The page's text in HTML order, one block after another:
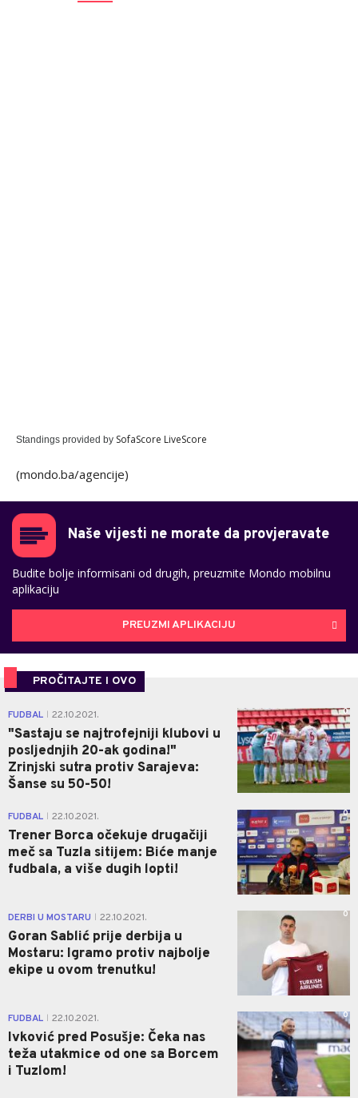
Standings provided by SofaScore LiveScore
(mondo.ba/agencije)
Naše vijesti ne morate da provjeravate
Budite bolje informisani od drugih, preuzmite Mondo mobilnu
aplikaciju
PREUZMI APLIKACIJU
PROČITAJTE I OVO
FUDBAL 22.10.2021.
"Sastaju se najtrofejniji klubovi u
posljednjih 20-ak godina!"
Zrinjski sutra protiv Sarajeva:
Šanse su 50-50!
0
FUDBAL 22.10.2021.
Trener Borca očekuje drugačiji
meč sa Tuzla sitijem: Biće manje
fudbala, a više dugih lopti!
0
DERBI U MOSTARU 22.10.2021.
Goran Sablić prije derbija u
Mostaru: Igramo protiv najbolje
ekipe u ovom trenutku!
0
FUDBAL 22.10.2021.
Ivković pred Posušje: Čeka nas
teža utakmice od one sa Borcem
i Tuzlom!
0